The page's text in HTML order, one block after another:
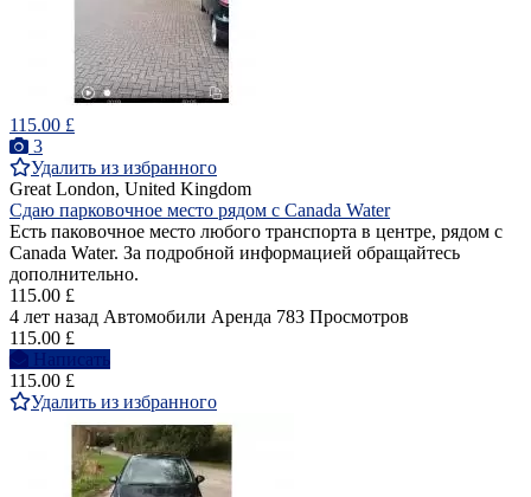
115.00 £
3
Удалить из избранного
Great London, United Kingdom
Сдаю парковочное место рядом с Canada Water
Есть паковочное место любого транспорта в центре, рядом с
Canada Water. За подробной информацией обращайтесь
дополнительно.
115.00 £
4 лет назад Автомобили Аренда 783 Просмотров
115.00 £
Написать
115.00 £
Удалить из избранного